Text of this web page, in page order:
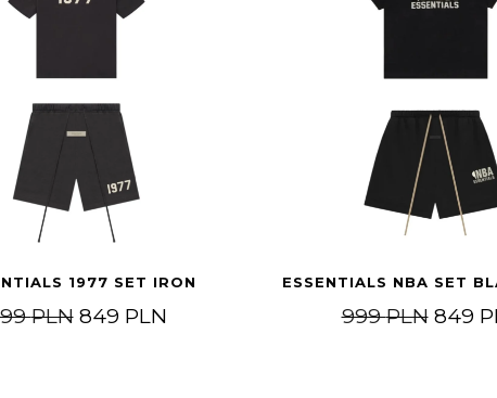
PLN.
849 PLN.
1977 SET IRON
PLN Pierwotna cena wynosiła: 999 PLN.
849 PLNAktualna cena wynosi: 849 PLN.
ESSENTIALS NBA SET
999PLN 849